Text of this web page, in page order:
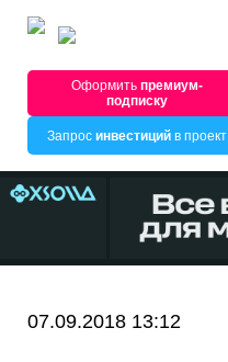
Оформитьпремиум-
подписку
Запрос инвестицийв проект
07.09.2018 13:12